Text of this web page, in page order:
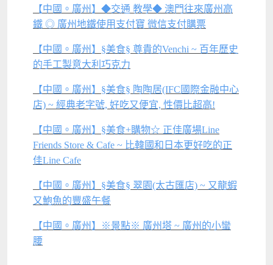
【中國。廣州】◆交通 教學◆ 澳門往來廣州高
鐵 ◎ 廣州地鐵使用支付寶 微信支付購票
【中國。廣州】§美食§ 尊貴的Venchi ~ 百年歷史
的手工製意大利巧克力
【中國。廣州】§美食§ 陶陶居(IFC國際金融中心
店) ~ 經典老字號, 好吃又便宜, 性價比超高!
【中國。廣州】§美食+購物☆ 正佳廣場Line
Friends Store & Cafe ~ 比韓國和日本更好吃的正
佳Line Cafe
【中國。廣州】§美食§ 翠園(太古匯店) ~ 又龍蝦
又鮑魚的豐盛午餐
【中國。廣州】※景點※ 廣州塔 ~ 廣州的小蠻
腰